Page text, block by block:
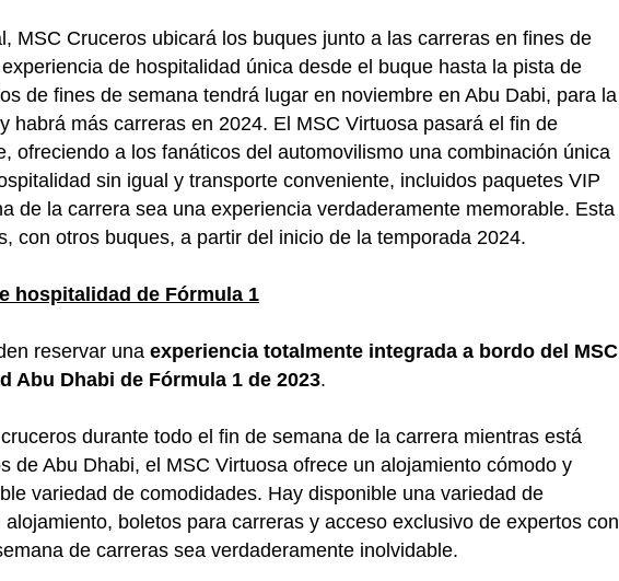
MSC Cruceros ubicará los buques junto a las carreras en fines de
de hospitalidad única desde el buque hasta la pista de
de fines de semana tendrá lugar en noviembre en Abu Dabi, para la
habrá más carreras en 2024. El MSC Virtuosa pasará el fin de
ofreciendo a los fanáticos del automovilismo una combinación única
sin igual y transporte conveniente, incluidos paquetes VIP
de la carrera sea una experiencia verdaderamente memorable. Esta
con otros buques, a partir del inicio de la temporada 2024.
hospitalidad de Fórmula 1
reservar una experiencia totalmente integrada a bordo del MSC
Abu Dhabi de Fórmula 1 de 2023.
durante todo el fin de semana de la carrera mientras está
de Abu Dhabi, el MSC Virtuosa ofrece un alojamiento cómodo y
variedad de comodidades. Hay disponible una variedad de
boletos para carreras y acceso exclusivo de expertos con
de carreras sea verdaderamente inolvidable.